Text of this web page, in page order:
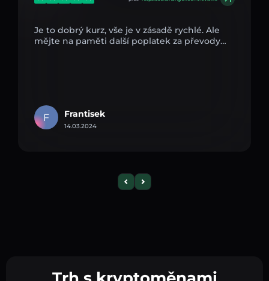
Je to dobrý kurz, vše je v zásadě rychlé. Ale
mějte na paměti další poplatek za převody…
F Frantisek
14.03.2024